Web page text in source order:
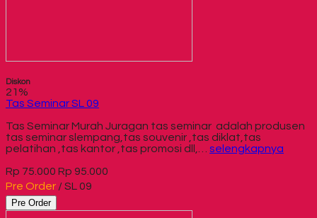
Diskon
21%
Tas Seminar SL 09
Tas Seminar Murah Juragan tas seminar adalah produsen
tas seminar slempang,tas souvenir ,tas diklat,tas
pelatihan ,tas kantor ,tas promosi dll,… selengkapnya
Rp 75.000 Rp 95.000
Pre Order / SL 09
Pre Order